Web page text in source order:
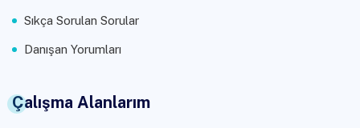
Sıkça Sorulan Sorular
Danışan Yorumları
Çalışma Alanlarım